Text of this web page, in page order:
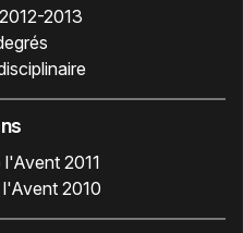
2012-2013
l'Avent 2011
2010